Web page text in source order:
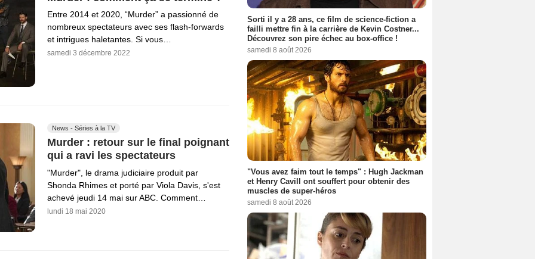
Entre 2014 et 2020, “Murder” a passionné de
nombreux spectateurs avec ses flash-forwards
et intrigues haletantes. Si vous…
samedi 3 décembre 2022
News - Séries à la TV
Murder : retour sur le final poignant
qui a ravi les spectateurs
"Murder", le drama judiciaire produit par
Shonda Rhimes et porté par Viola Davis, s'est
achevé jeudi 14 mai sur ABC. Comment…
lundi 18 mai 2020
Sorti il y a 28 ans, ce film de science-fiction a
failli mettre fin à la carrière de Kevin Costner...
Découvrez son pire échec au box-office !
samedi 8 août 2026
"Vous avez faim tout le temps" : Hugh Jackman
et Henry Cavill ont souffert pour obtenir des
muscles de super-héros
samedi 8 août 2026